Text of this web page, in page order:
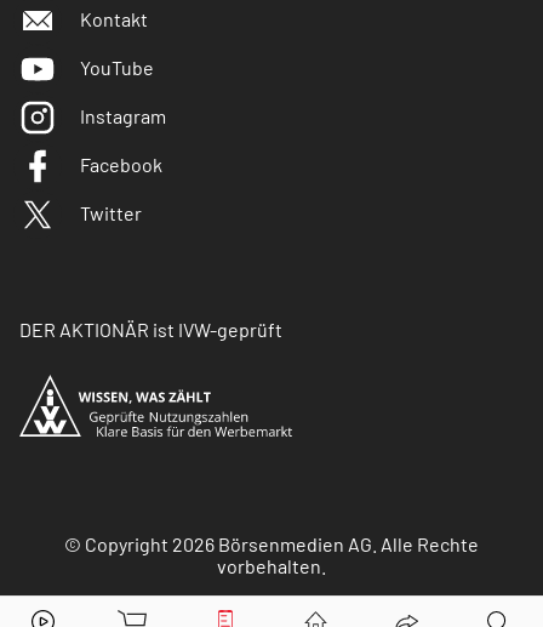
Kontakt
YouTube
Instagram
Facebook
Twitter
DER AKTIONÄR ist IVW-geprüft
© Copyright 2026 Börsenmedien AG. Alle Rechte
vorbehalten.